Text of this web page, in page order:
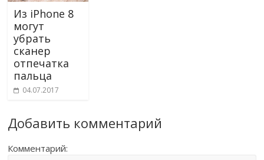
Из iPhone 8
могут
убрать
сканер
отпечатка
пальца
04.07.2017
Добавить комментарий
Комментарий: